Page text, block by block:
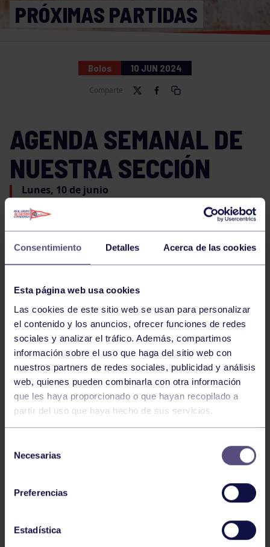
Consentimiento Detalles Acerca de las cookies
Esta página web usa cookies
Las cookies de este sitio web se usan para personalizar
el contenido y los anuncios, ofrecer funciones de redes
sociales y analizar el tráfico. Además, compartimos
información sobre el uso que haga del sitio web con
nuestros partners de redes sociales, publicidad y análisis
web, quienes pueden combinarla con otra información
que les haya proporcionado o que hayan recopilado a
partir del uso que haya hecho de sus servicios.
Necesarias
Preferencias
Estadística
PRÓXIMAS PARTIDAS
Bolos 10 JUN 2024
Comparte
AGENDA SEMANAL DE
NUESTRA SECCIÓN
Lunes, 10 de junio
18:00 Torneo de la Joécara Izan (Lieres) – Dani
20:30 Campeonato de Asturias femenino en
Mareo: Cris – Verónica (Titi)
Miércoles, 12 de junio
17:00 Campeonato de Asturias femenino en
Mareo: Gianira – Sara (El Berrón)
Jueves 13 de junio
19:00 Torneo de la Joécara: Peña Rozaes –
17:00 a 20:00 Bolera del parque de Pola de Siero.